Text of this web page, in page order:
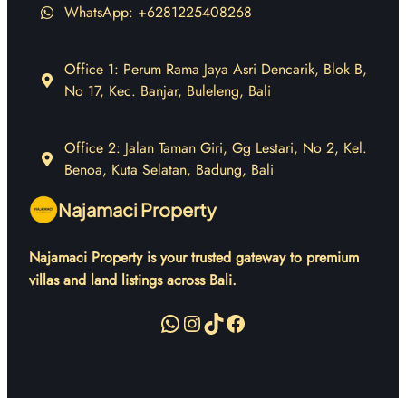
WhatsApp: +6281225408268
Office 1: Perum Rama Jaya Asri Dencarik, Blok B,
No 17, Kec. Banjar, Buleleng, Bali
Office 2: Jalan Taman Giri, Gg Lestari, No 2, Kel.
Benoa, Kuta Selatan, Badung, Bali
Najamaci Property
Najamaci Property is your trusted gateway to premium
villas and land listings across Bali.
WhatsApp InstagramTikTok Facebook